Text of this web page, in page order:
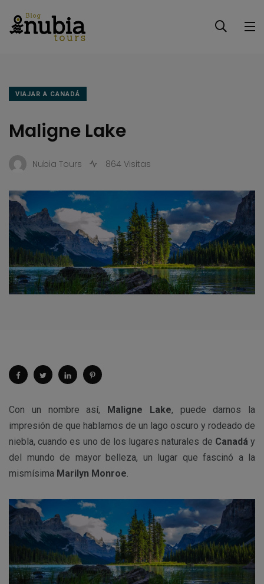
VIAJAR A CANADÁ
Maligne Lake
Nubia Tours 864 Visitas
Con un nombre así, Maligne Lake, puede darnos la
impresión de que hablamos de un lago oscuro y rodeado de
niebla, cuando es uno de los lugares naturales de Canadá y
del mundo de mayor belleza, un lugar que fascinó a la
mismísima Marilyn Monroe.